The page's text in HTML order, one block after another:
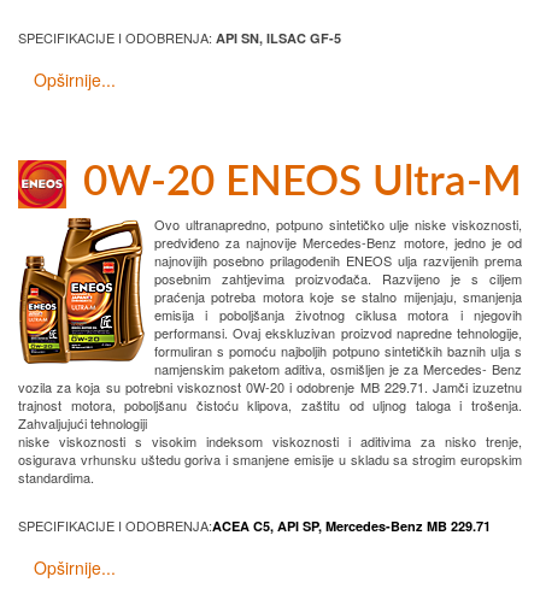
SPECIFIKACIJE I ODOBRENJA: API SN, ILSAC GF-5
Opširnije...
0W-20 ENEOS Ultra-M
Ovo ultranapredno, potpuno sintetičko ulje niske viskoznosti,
predviđeno za najnovije Mercedes-Benz motore, jedno je od
najnovijih posebno prilagođenih ENEOS ulja razvijenih prema
posebnim zahtjevima proizvođača. Razvijeno je s ciljem
praćenja potreba motora koje se stalno mijenjaju, smanjenja
emisija i poboljšanja životnog ciklusa motora i njegovih
performansi. Ovaj ekskluzivan proizvod napredne tehnologije,
formuliran s pomoću najboljih potpuno sintetičkih baznih ulja s
namjenskim paketom aditiva, osmišljen je za Mercedes- Benz
vozila za koja su potrebni viskoznost 0W-20 i odobrenje MB 229.71. Jamči izuzetnu
trajnost motora, poboljšanu čistoću klipova, zaštitu od uljnog taloga i trošenja.
Zahvaljujući tehnologiji
niske viskoznosti s visokim indeksom viskoznosti i aditivima za nisko trenje,
osigurava vrhunsku uštedu goriva i smanjene emisije u skladu sa strogim europskim
standardima.
SPECIFIKACIJE I ODOBRENJA:ACEA C5, API SP, Mercedes-Benz MB 229.71
Opširnije...